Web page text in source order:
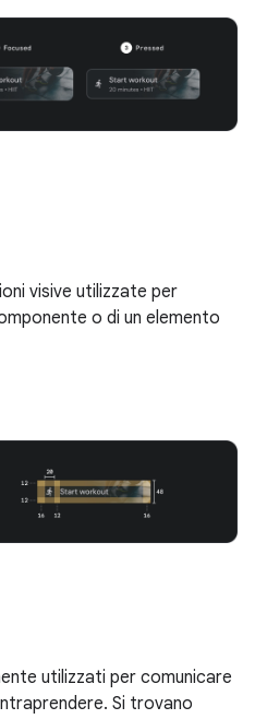
visive utilizzate per
o di un elemento
utilizzati per comunicare
Si trovano